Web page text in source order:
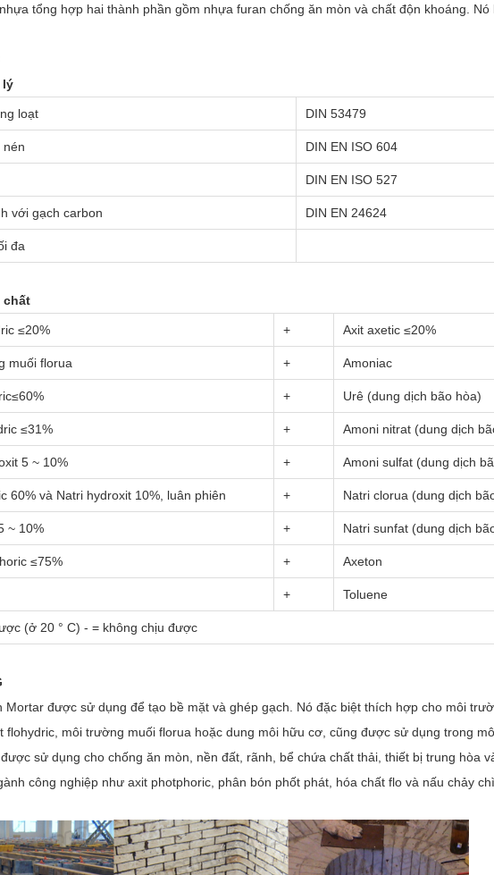
tổng hợp hai thành phần gồm nhựa furan chống ăn mòn và chất độn khoáng. Nó
lý
loạt DIN 53479
nén DIN EN ISO 604
DIN EN ISO 527
với gạch carbon DIN EN 24624
đa
chất
≤20% + Axit axetic ≤20%
muối florua + Amoniac
+ Urê (dung dịch bão hòa)
≤31% + Amoni nitrat (dung dịch
5 ~ 10% + Amoni sulfat (dung dịch
60% và Natri hydroxit 10%, luân phiên + Natri clorua (dung dịch
~ 10% + Natri sunfat (dung dịch
≤75% + Axeton
+ Toluene
(ở 20 ° C) - = không chịu được
Mortar được sử dụng để tạo bề mặt và ghép gạch. Nó đặc biệt thích hợp cho môi
flohydric, môi trường muối florua hoặc dung môi hữu cơ, cũng được sử dụng trong
sử dụng cho chống ăn mòn, nền đất, rãnh, bể chứa chất thải, thiết bị trung hòa
công nghiệp như axit photphoric, phân bón phốt phát, hóa chất flo và nấu chảy chì.